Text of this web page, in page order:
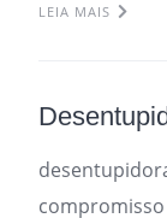
LEIA MAIS